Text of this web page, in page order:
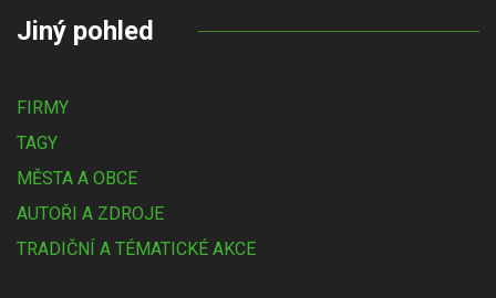
Jiný pohled
FIRMY
TAGY
MĚSTA A OBCE
AUTOŘI A ZDROJE
TRADIČNÍ A TÉMATICKÉ AKCE